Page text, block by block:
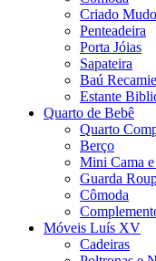
Criado
Penteadeira
Porta Jóias
Sapateira
Baú
Estante
Quarto de Bebê
Quarto
Berço
Mini Cama
Guarda
Cômoda
Móveis Luís XV
Cadeiras